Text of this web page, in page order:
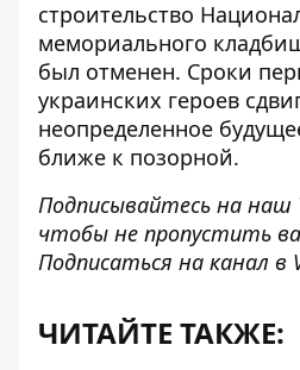
строительство
мемориального
был отменен. Сроки
украинских героев
неопределенное
ближе к позорной.
Подписывайтесь на наш
чтобы не пропустить
Подписаться на канал в
ЧИТАЙТЕ ТАКЖЕ: